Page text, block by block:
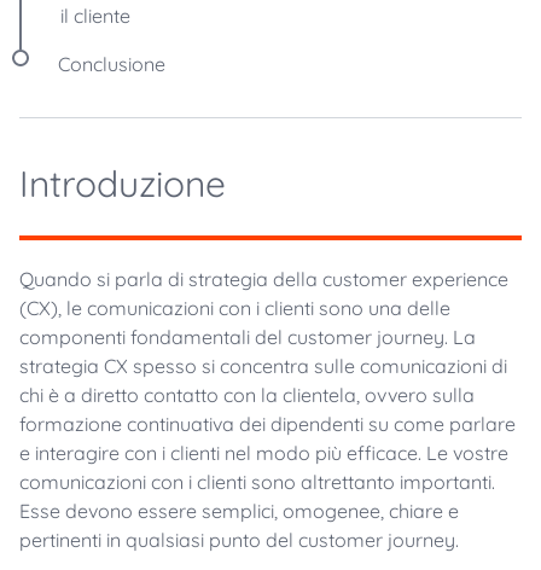
il cliente
Conclusione
Introduzione
Quando si parla di strategia della customer experience
(CX), le comunicazioni con i clienti sono una delle
componenti fondamentali del customer journey. La
strategia CX spesso si concentra sulle comunicazioni di
chi è a diretto contatto con la clientela, ovvero sulla
formazione continuativa dei dipendenti su come parlare
e interagire con i clienti nel modo più efficace. Le vostre
comunicazioni con i clienti sono altrettanto importanti.
Esse devono essere semplici, omogenee, chiare e
pertinenti in qualsiasi punto del customer journey.